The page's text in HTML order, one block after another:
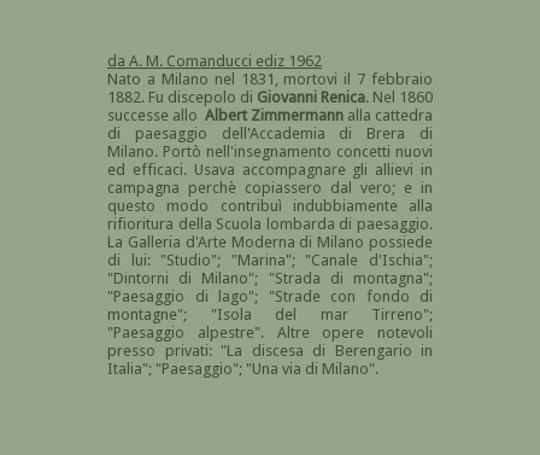
da A. M. Comanducci ediz 1962
Nato a Milano nel 1831, mortovi il 7 febbraio
1882. Fu discepolo di Giovanni Renica. Nel 1860
successe allo Albert Zimmermann alla cattedra
di paesaggio dell'Accademia di Brera di
Milano. Portò nell'insegnamento concetti nuovi
ed efficaci. Usava accompagnare gli allievi in
campagna perchè copiassero dal vero; e in
questo modo contribuì indubbiamente alla
rifioritura della Scuola lombarda di paesaggio.
La Galleria d'Arte Moderna di Milano possiede
di lui: "Studio"; "Marina"; "Canale d'Ischia";
"Dintorni di Milano"; "Strada di montagna";
"Paesaggio di lago"; "Strade con fondo di
montagne"; "Isola del mar Tirreno";
"Paesaggio alpestre". Altre opere notevoli
presso privati: "La discesa di Berengario in
Italia"; "Paesaggio"; "Una via di Milano".